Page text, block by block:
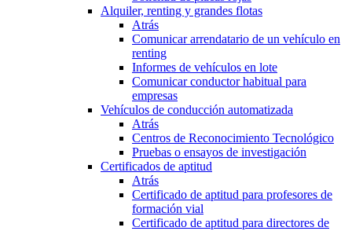
Alquiler, renting y grandes flotas
Atrás
Comunicar arrendatario de un vehículo en
renting
Informes de vehículos en lote
Comunicar conductor habitual para
empresas
Vehículos de conducción automatizada
Atrás
Centros de Reconocimiento Tecnológico
Pruebas o ensayos de investigación
Certificados de aptitud
Atrás
Certificado de aptitud para profesores de
formación vial
Certificado de aptitud para directores de